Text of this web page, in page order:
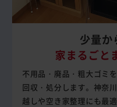
少量か
家まるごと
不用品・廃品・粗大ゴミ
回収・処分します。神奈
越しや空き家整理にも最適